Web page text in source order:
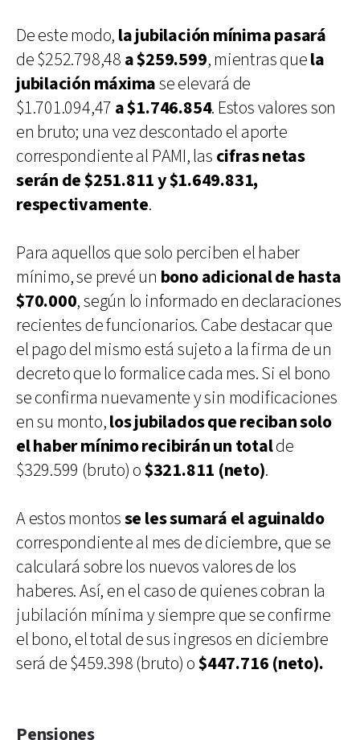
De este modo, la jubilación mínima pasará
de $252.798,48 a $259.599, mientras quela
jubilación máximase elevará de
$1.701.094,47 a $1.746.854. Estos valores son
en bruto; una vez descontado el aporte
correspondiente al PAMI, las cifras netas
serán de $251.811 y $1.649.831,
respectivamente.
Para aquellos que solo perciben el haber
mínimo, se prevé un bono adicional de hasta
$70.000, según lo informado en declaraciones
recientes de funcionarios. Cabe destacar que
el pago del mismo está sujeto a la firma de un
decreto que lo formalice cada mes. Si el bono
se confirma nuevamente y sin modificaciones
en su monto,los jubilados que reciban solo
el haber mínimo recibirán un totalde
$329.599 (bruto) o$321.811 (neto).
A estos montosse les sumará el aguinaldo
correspondiente al mes de diciembre, que se
calculará sobre los nuevos valores de los
haberes. Así, en el caso de quienes cobran la
jubilación mínima y siempre que se confirme
el bono, el total de sus ingresos en diciembre
será de $459.398 (bruto) o$447.716 (neto).
Pensiones